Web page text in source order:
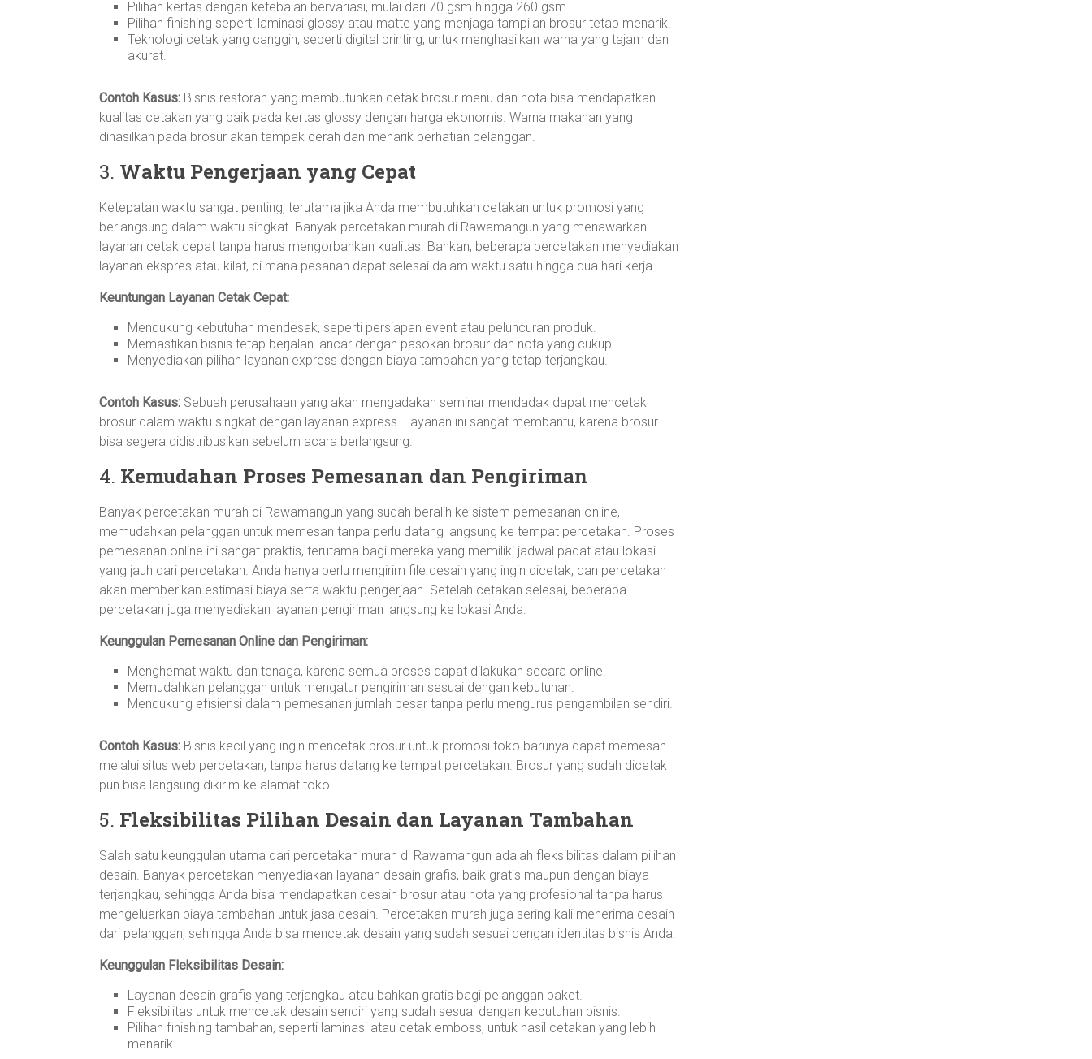
Pilihan kertas dengan ketebalan bervariasi, mulai dari 70 gsm hingga 260 gsm.
Pilihan finishing seperti laminasi glossy atau matte yang menjaga tampilan brosur tetap menarik.
Teknologi cetak yang canggih, seperti digital printing, untuk menghasilkan warna yang tajam dan
akurat.
Contoh Kasus: Bisnis restoran yang membutuhkan cetak brosur menu dan nota bisa mendapatkan
kualitas cetakan yang baik pada kertas glossy dengan harga ekonomis. Warna makanan yang
dihasilkan pada brosur akan tampak cerah dan menarik perhatian pelanggan.
3. Waktu Pengerjaan yang Cepat
Ketepatan waktu sangat penting, terutama jika Anda membutuhkan cetakan untuk promosi yang
berlangsung dalam waktu singkat. Banyak percetakan murah di Rawamangun yang menawarkan
layanan cetak cepat tanpa harus mengorbankan kualitas. Bahkan, beberapa percetakan menyediakan
layanan ekspres atau kilat, di mana pesanan dapat selesai dalam waktu satu hingga dua hari kerja.
Keuntungan Layanan Cetak Cepat:
Mendukung kebutuhan mendesak, seperti persiapan event atau peluncuran produk.
Memastikan bisnis tetap berjalan lancar dengan pasokan brosur dan nota yang cukup.
Menyediakan pilihan layanan express dengan biaya tambahan yang tetap terjangkau.
Contoh Kasus: Sebuah perusahaan yang akan mengadakan seminar mendadak dapat mencetak
brosur dalam waktu singkat dengan layanan express. Layanan ini sangat membantu, karena brosur
bisa segera didistribusikan sebelum acara berlangsung.
4. Kemudahan Proses Pemesanan dan Pengiriman
Banyak percetakan murah di Rawamangun yang sudah beralih ke sistem pemesanan online,
memudahkan pelanggan untuk memesan tanpa perlu datang langsung ke tempat percetakan. Proses
pemesanan online ini sangat praktis, terutama bagi mereka yang memiliki jadwal padat atau lokasi
yang jauh dari percetakan. Anda hanya perlu mengirim file desain yang ingin dicetak, dan percetakan
akan memberikan estimasi biaya serta waktu pengerjaan. Setelah cetakan selesai, beberapa
percetakan juga menyediakan layanan pengiriman langsung ke lokasi Anda.
Keunggulan Pemesanan Online dan Pengiriman:
Menghemat waktu dan tenaga, karena semua proses dapat dilakukan secara online.
Memudahkan pelanggan untuk mengatur pengiriman sesuai dengan kebutuhan.
Mendukung efisiensi dalam pemesanan jumlah besar tanpa perlu mengurus pengambilan sendiri.
Contoh Kasus: Bisnis kecil yang ingin mencetak brosur untuk promosi toko barunya dapat memesan
melalui situs web percetakan, tanpa harus datang ke tempat percetakan. Brosur yang sudah dicetak
pun bisa langsung dikirim ke alamat toko.
5. Fleksibilitas Pilihan Desain dan Layanan Tambahan
Salah satu keunggulan utama dari percetakan murah di Rawamangun adalah fleksibilitas dalam pilihan
desain. Banyak percetakan menyediakan layanan desain grafis, baik gratis maupun dengan biaya
terjangkau, sehingga Anda bisa mendapatkan desain brosur atau nota yang profesional tanpa harus
mengeluarkan biaya tambahan untuk jasa desain. Percetakan murah juga sering kali menerima desain
dari pelanggan, sehingga Anda bisa mencetak desain yang sudah sesuai dengan identitas bisnis Anda.
Keunggulan Fleksibilitas Desain:
Layanan desain grafis yang terjangkau atau bahkan gratis bagi pelanggan paket.
Fleksibilitas untuk mencetak desain sendiri yang sudah sesuai dengan kebutuhan bisnis.
Pilihan finishing tambahan, seperti laminasi atau cetak emboss, untuk hasil cetakan yang lebih
menarik.